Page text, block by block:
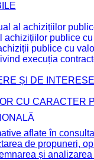
al achizițiilor
achizițiilor publice
publice cu
execuția
ȘI DE INTERESE
CU CARACTER
aflate în
de propuneri,
și